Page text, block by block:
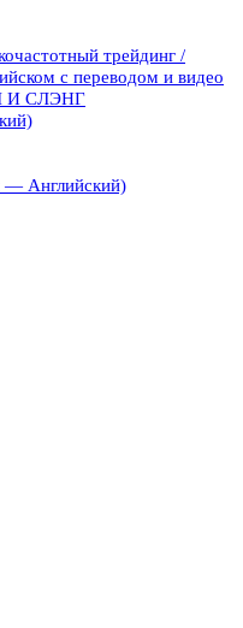
трейдинг /
с переводом и видео
И СЛЭНГ
— Английский)